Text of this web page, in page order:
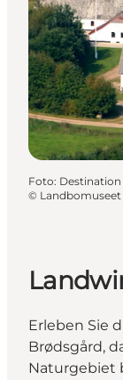
Foto:
© Landbomuseet
Erleben Sie
Brødsgård,
Naturgebiet